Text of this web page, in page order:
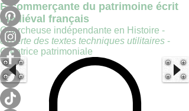
E-commerçante du patrimoine écrit
médiéval français
Chercheuse indépendante en Histoire -
experte des textes techniques utilitaires -
Créatrice patrimoniale